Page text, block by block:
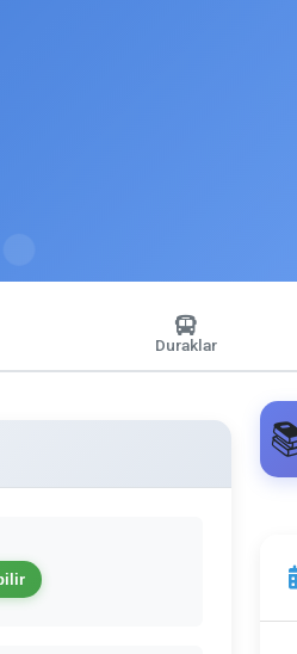
Duraklar